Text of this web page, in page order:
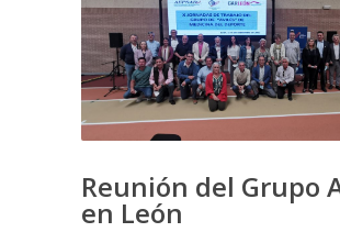
Reunión del Grupo
en León